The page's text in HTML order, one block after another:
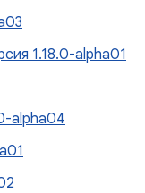
1.18.0-alpha01
alpha04